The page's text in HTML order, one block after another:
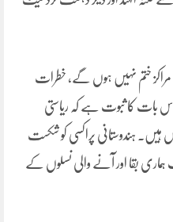
ختم نہیں ہوں گے، خطرات
بات کا ثبوت ہے کہ ریاستی
ہیں۔ ہندوستانی پراکسی کو شکست
ہماری بقا اور آنے والی نسلوں کے